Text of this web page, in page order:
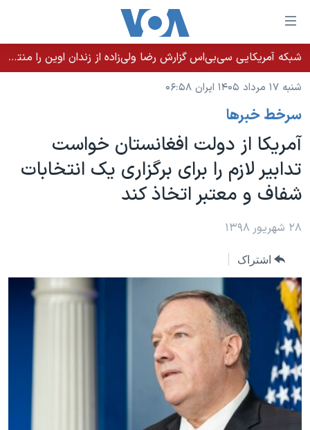
لینکهای
قابل
دسترسی
جهش
محتوای
اصلی
جهش
به
صفحه
جهش
خانه
نسخه سبک وب‌سایت
موضوع ها
ایران
آمریکا
جهان
ورزشی
ویدیوها
فرهنگ و زندگی
حقوق شهروندی
اقتصادی
علم و فناوری
اسرائیل در جنگ
برنامه های تلویزیونی
جدول برنامه ها
صفحه‌های ویژه
جام جهانی ۲۰۲۶
بایگانی برنامه‌های تلویزیونی
مستندها
انتخابات ریاست جمهوری آمریکا ۲۰۲۴
حمله جمهوری اسلامی به اسرائیل
رمز مهسا
ورزش زنان در ایران
فرکانس‌های صدای آمریکا
پخش رادیویی
یادگیری زبان انگلیسی
دنبال کنید
زبانهای مختلف
شبکه آمریکایی سی‌بی‌‌اس گزارش رضا ولی‌زاده از زندان اوین را منتشر کرد؛ کامران حکمتی پیش از آغاز شیمی‌درمانی به زندان بازگردانده شد
شنبه ۱۷ مرداد ۱۴۰۵ ایران ۰۶:۵۸
سرخط خبرها
آمریکا از دولت افغانستان خواست
تدابیر لازم را برای برگزاری یک انتخابات
شفاف و معتبر اتخاذ کند
۲۸ شهریور ۱۳۹۸
اشتراک